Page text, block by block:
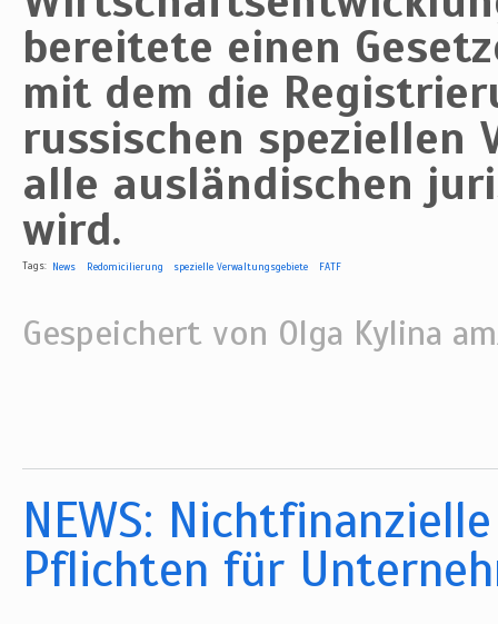
bereitete einen
mit dem die
russischen speziellen
alle ausländischen
wird.
Tags: News Redomicilierung spezielle Verwaltungsgebiete FATF
Gespeichert von Olga Kylina
NEWS:
Pflichten für